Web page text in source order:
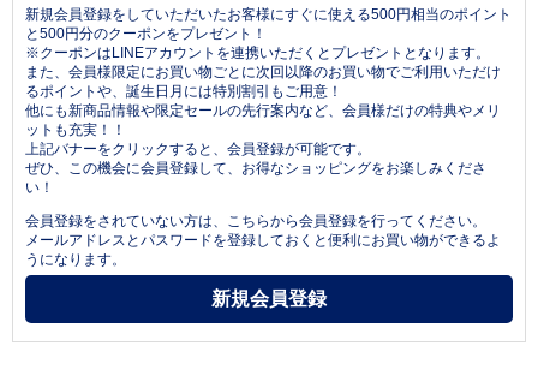
新規会員登録をしていただいたお客様にすぐに使える500円相当のポイント
と500円分のクーポンをプレゼント！
※クーポンはLINEアカウントを連携いただくとプレゼントとなります。
また、会員様限定にお買い物ごとに次回以降のお買い物でご利用いただけ
るポイントや、誕生日月には特別割引もご用意！
他にも新商品情報や限定セールの先行案内など、会員様だけの特典やメリ
ットも充実！！
上記バナーをクリックすると、会員登録が可能です。
ぜひ、この機会に会員登録して、お得なショッピングをお楽しみくださ
い！
会員登録をされていない方は、こちらから会員登録を行ってください。
メールアドレスとパスワードを登録しておくと便利にお買い物ができるよ
うになります。